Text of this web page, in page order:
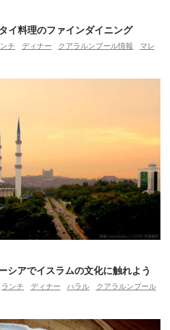
イ料理のファインダイニング
チ ディナー クアラルンプール情報
マレ
シアでイスラムの文化に触れよう
ランチ ディナー ハラル
クアラルンプール